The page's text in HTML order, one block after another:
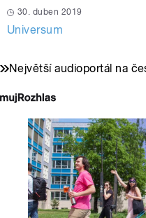
30. duben 2019
Universum
Největší audioportál na